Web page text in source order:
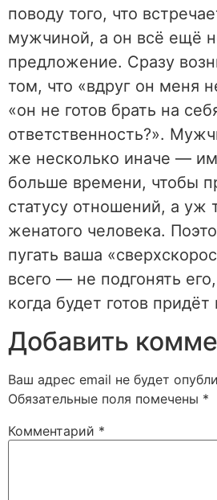
поводу того, что
мужчиной, а он всё ещё
предложение. Сразу
том, что «вдруг он меня
«он не готов брать на
ответственность?».
же несколько иначе —
больше времени, чтобы
статусу отношений, а уж
женатого человека.
пугать ваша
всего — не подгонять
когда будет готов
Добавить
Ваш адрес email не будет
Обязательные поля помечены *
Комментарий *